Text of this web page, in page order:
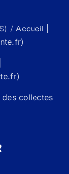
/Accueil |
des collectes